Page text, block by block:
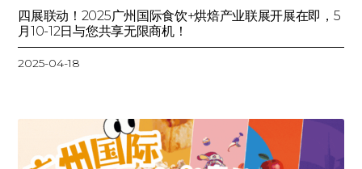
四展联动！2025广州国际食饮+烘焙产业联展开展在即，5
月10-12日与您共享无限商机！
2025-04-18